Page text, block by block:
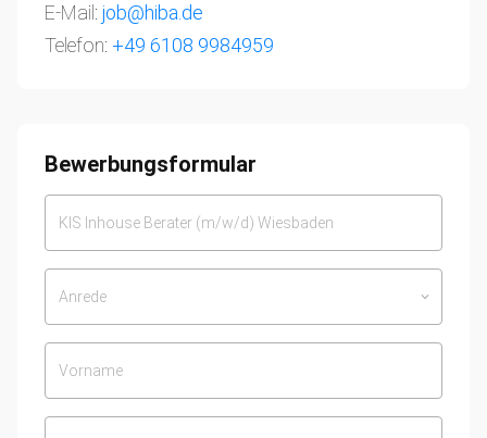
E-Mail: job@hiba.de
Telefon: +49 6108 9984959
Bewerbungsformular
Anrede keyboard_arrow_down